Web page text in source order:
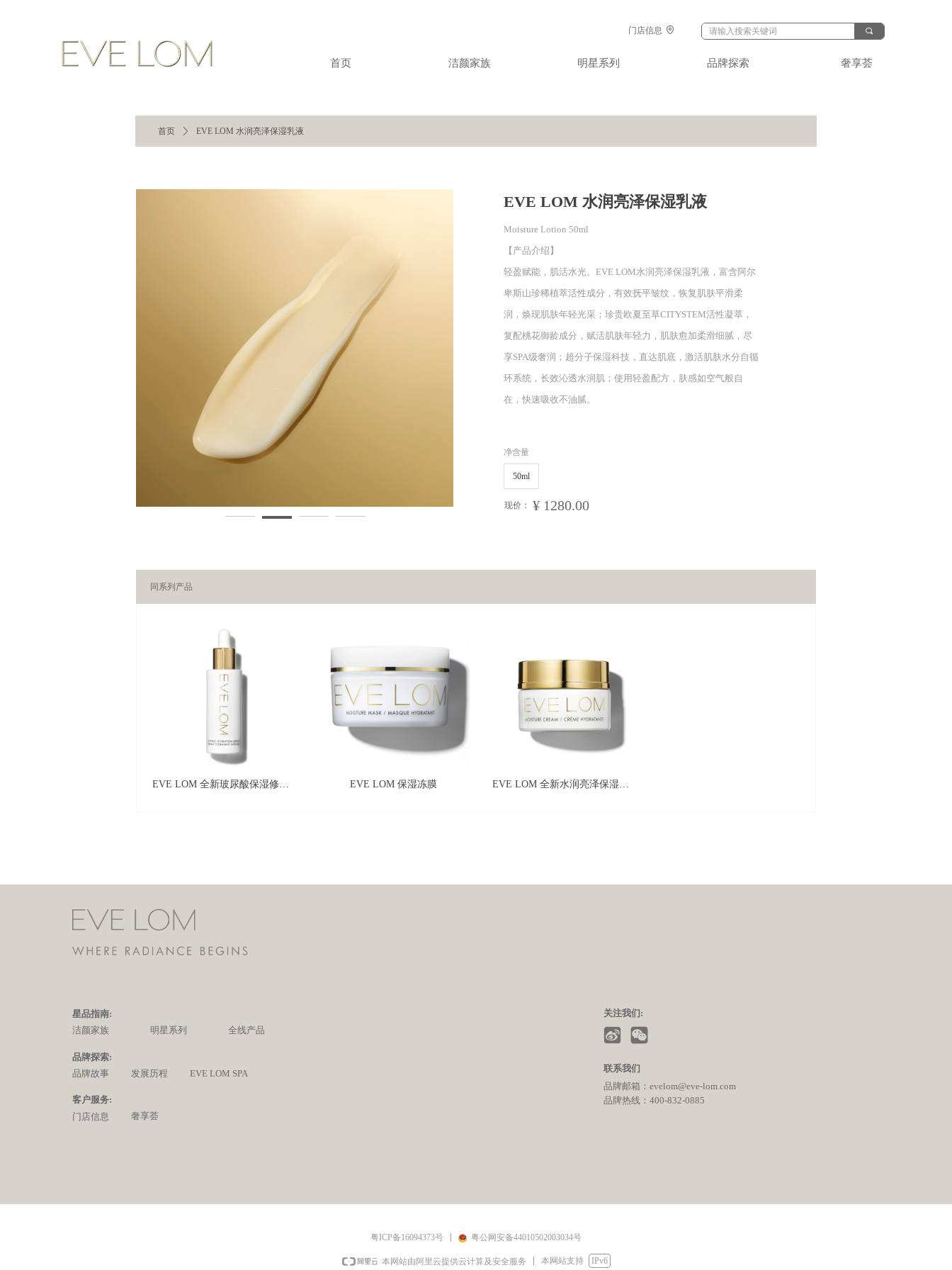
首页 洁颜家族 明星系列 品牌探索 奢享荟
끠
门店信息
中国北京市
大厦8-88室
首页 ꄲ EVE LOM 水润亮泽保湿乳液
EVE LOM 水润亮泽保湿乳液
Moisture Lotion 50ml
【产品介绍】
轻盈赋能，肌活水光。EVE LOM水润亮泽保湿乳液，富含阿尔
卑斯山珍稀植萃活性成分，有效抚平皱纹，恢复肌肤平滑柔
润，焕现肌肤年轻光采；珍贵欧夏至草CITYSTEM活性凝萃，
复配桃花御龄成分，赋活肌肤年轻力，肌肤愈加柔滑细腻，尽
享SPA级奢润；超分子保湿科技，直达肌底，激活肌肤水分自循
环系统，长效沁透水润肌；使用轻盈配方，肤感如空气般自
在，快速吸收不油腻。
同系列产品
EVE LOM 全新玻尿酸保湿修护精华液 EVE LOM 保湿冻膜 EVE LOM 全新水润亮泽保湿面霜
现价： ¥ 1280.00
净含量
50ml
关注我们:
联系我们
品牌邮箱：evelom@eve-lom.com
品牌热线：400-832-0885
洁颜家族 明星系列 全线产品
星品指南:
品牌探索:
品牌故事
发展历程
客户服务:
门店信息
奢享荟
EVE LOM SPA
粤ICP备16094373号 粤公网安备44010502003034号
本网站由阿里云提供云计算及安全服务 本网站支持 IPv6